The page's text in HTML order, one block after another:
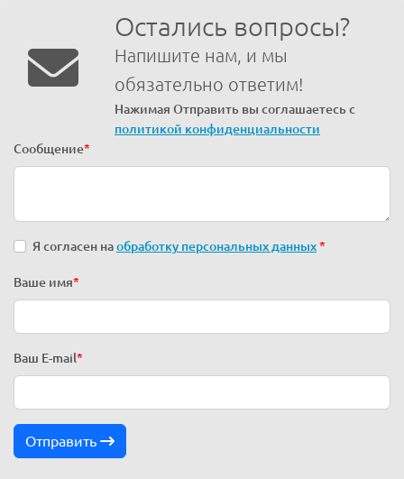
Остались вопросы?
Напишите нам, и мы
обязательно ответим!
Нажимая Отправить вы соглашаетесь с
политикой конфиденциальности
Сообщение*
Я согласен наобработку персональных данных*
Ваше имя*
Ваш E-mail *
Отправить